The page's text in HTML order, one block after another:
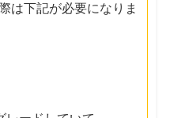
は下記が必要になりま